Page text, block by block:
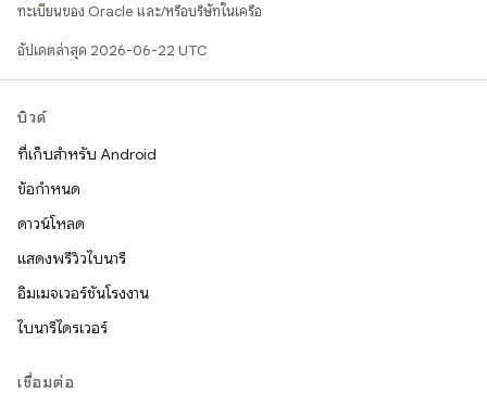
ทะเบียนของ Oracle และ/หรือบริษัทในเครือ
อัปเดตล่าสุด 2026-06-22 UTC
บิวด์
ที่เก็บสำหรับ Android
ข้อกำหนด
ดาวน์โหลด
แสดงพรีวิวไบนารี
อิมเมจเวอร์ชันโรงงาน
ไบนารีไดรเวอร์
เชื่อมต่อ